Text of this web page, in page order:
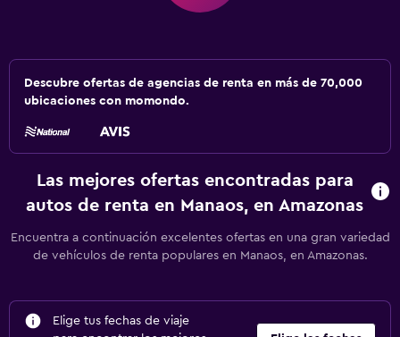
Descubre ofertas de agencias de renta en más de 70,000
ubicaciones con momondo.
Las mejores ofertas encontradas para
autos de renta en Manaos, en Amazonas
Encuentra a continuación excelentes ofertas en una gran variedad
de vehículos de renta populares en Manaos, en Amazonas.
Elige tus fechas de viaje